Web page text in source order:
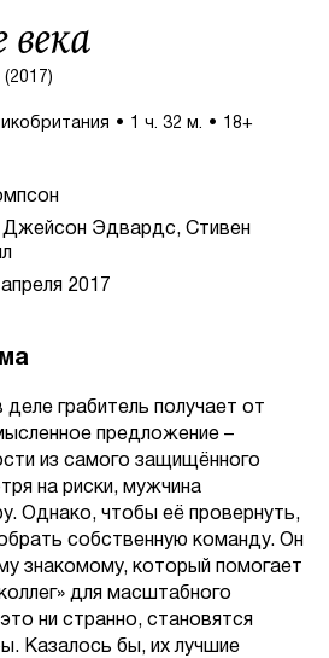
века
1 ч. 32 м. 18+
Эдвардс, Стивен
2017
грабитель получает от
предложение –
из самого защищённого
на риски, мужчина
Однако, чтобы её провернуть,
собственную команду. Он
знакомому, который помогает
для масштабного
ни странно, становятся
Казалось бы, их лучшие